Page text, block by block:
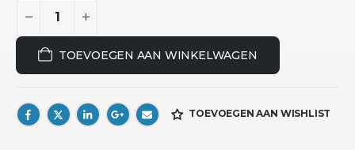
TOEVOEGEN AAN WINKELWAGEN
TOEVOEGEN AAN WISHLIST